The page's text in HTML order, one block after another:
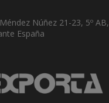
Núñez 21-23, 5º AB,
España